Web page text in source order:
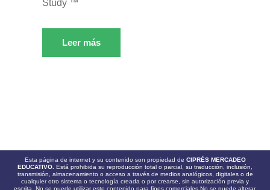
Study ™
Leer más
Esta página de internet y su contenido son propiedad de CIPRÉS MERCADEO
EDUCATIVO. Está prohibida su reproducción total o parcial, su traducción, inclusión,
transmisión, almacenamiento o acceso a través de medios analógicos, digitales o de
cualquier otro sistema o tecnología creada o por crearse, sin autorización previa y
escrita. No se puede utilizar este contenido para fines comerciales.No se puede alterar,